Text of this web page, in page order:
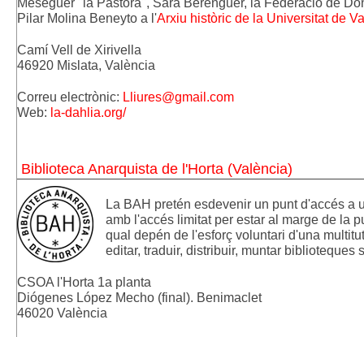
Meseguer "la Pastora", Sara Berenguer, la Federació de
Pilar Molina Beneyto a l'Arxiu històric de la Universitat de
Camí Vell de Xirivella
46920 Mislata, València
Correu electrònic: Lliures@gmail.com
Web: la-dahlia.org/
Biblioteca Anarquista de l'Horta (València)
La BAH pretén esdevenir un punt d'accés
amb l'accés limitat per estar al marge de la
qual depén de l'esforç voluntari d'una
editar, traduir, distribuir, muntar biblioteques
CSOA l'Horta 1a planta
Diógenes López Mecho (final). Benimaclet
46020 València